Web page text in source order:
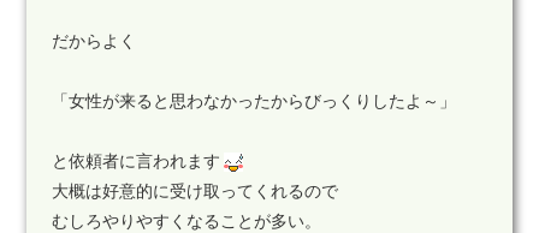
だからよく
「女性が来ると思わなかったからびっくりしたよ～」
と依頼者に言われます
大概は好意的に受け取ってくれるので
むしろやりやすくなることが多い。